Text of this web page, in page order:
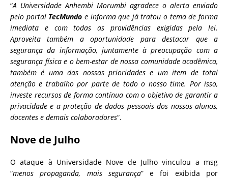
“A Universidade Anhembi Morumbi agradece o alerta enviado
pelo portal TecMundo e informa que já tratou o tema de forma
imediata e com todas as providências exigidas pela lei.
Aproveita também a oportunidade para destacar que a
segurança da informação, juntamente à preocupação com a
segurança física e o bem-estar de nossa comunidade acadêmica,
também é uma das nossas prioridades e um item de total
atenção e trabalho por parte de todo o nosso time. Por isso,
investe recursos de forma contínua com o objetivo de garantir a
privacidade e a proteção de dados pessoais dos nossos alunos,
docentes e demais colaboradores“.
Nove de Julho
O ataque à Universidade Nove de Julho vinculou a msg
“menos propaganda, mais segurança” e foi exibida por